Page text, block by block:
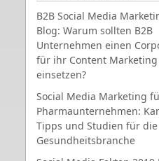
B2B Social Media
Blog: Warum sollten B2B
Unternehmen einen
für ihr Content Marketing
einsetzen?
Social Media Marketing
Pharmaunternehmen:
Tipps und Studien für die
Gesundheitsbranche